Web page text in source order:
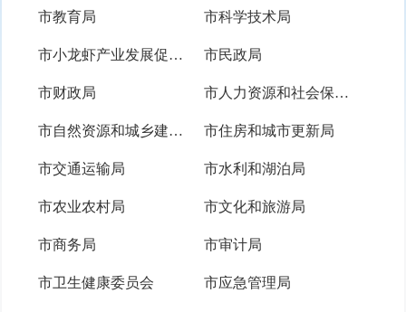
市教育局 市科学技术局
市小龙虾产业发展促进中心 市民政局
市财政局 市人力资源和社会保障局
市自然资源和城乡建设局 市住房和城市更新局
市交通运输局 市水利和湖泊局
市农业农村局 市文化和旅游局
市商务局 市审计局
市卫生健康委员会 市应急管理局